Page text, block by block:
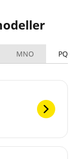
MNO PQRS